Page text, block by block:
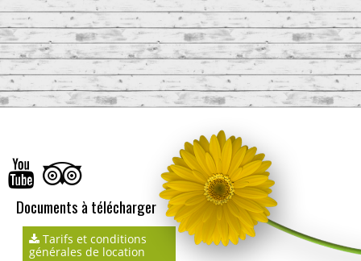
Documents à télécharger
Tarifs et conditions
générales de location